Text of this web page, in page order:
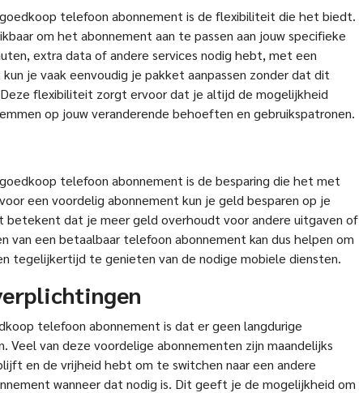
telefoon abonnement is de flexibiliteit die het biedt.
om het abonnement aan te passen aan jouw specifieke
extra data of andere services nodig hebt, met een
je vaak eenvoudig je pakket aanpassen zonder dat dit
flexibiliteit zorgt ervoor dat je altijd de mogelijkheid
op jouw veranderende behoeften en gebruikspatronen.
telefoon abonnement is de besparing die het met
een voordelig abonnement kun je geld besparen op je
betekent dat je meer geld overhoudt voor andere uitgaven of
van een betaalbaar telefoon abonnement kan dus helpen om
tegelijkertijd te genieten van de nodige mobiele diensten.
telefoon abonnement is dat er geen langdurige
Veel van deze voordelige abonnementen zijn maandelijks
en de vrijheid hebt om te switchen naar een andere
wanneer dat nodig is. Dit geeft je de mogelijkheid om